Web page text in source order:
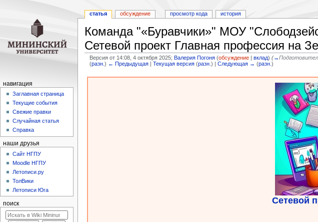
Команда "«Буравчики»" МОУ
Сетевой проект Главная профессия на
Версия от 14:08, 4 октября 2025;Валерия Погоня (обсуждение |вклад) (→
(разн.) ← Предыдущая |Текущая версия (разн.) |Следующая → (разн.)
Перейти
Перейти
Сетевой
статья обсуждение просмотр кода история
навигация
Заглавная страница
Текущие события
Свежие правки
Случайная статья
Справка
наши друзья
Cайт НГПУ
Moodle НГПУ
Летописи.ру
ТолВики
Летописи Юга
поиск